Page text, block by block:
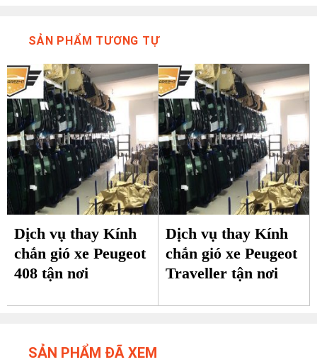
SẢN PHẨM TƯƠNG TỰ
Dịch vụ thay Kính
chắn gió xe Peugeot
408 tận nơi
Dịch vụ thay Kính
chắn gió xe Peugeot
Traveller tận nơi
SẢN PHẨM ĐÃ XEM